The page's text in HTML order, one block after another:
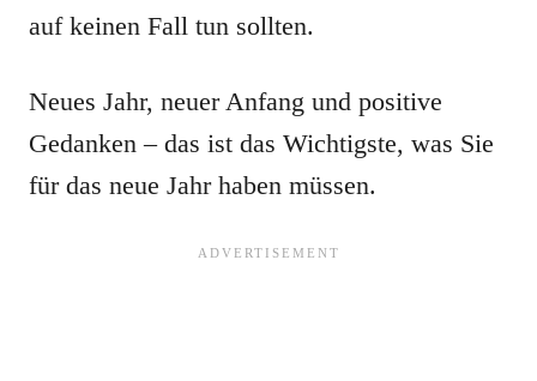
auf keinen Fall tun sollten.
Neues Jahr, neuer Anfang und positive
Gedanken – das ist das Wichtigste, was Sie
für das neue Jahr haben müssen.